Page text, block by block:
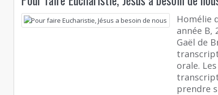
Homélie
année B,
Gaël de
orale.
prendre